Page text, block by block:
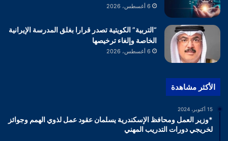
6 أغسطس، 2026
“التربية” الكويتية تصدر قرارا بغلق المدرسة الإيرانية
الخاصة وإلغاء ترخيصها
6 أغسطس، 2026
الأكثر مشاهدة
15 أكتوبر، 2024
*وزير العمل ومحافظ الإسكندرية يسلمان عقود عمل لذوي الهمم وجوائز
لخريجي دورات التدريب المهني